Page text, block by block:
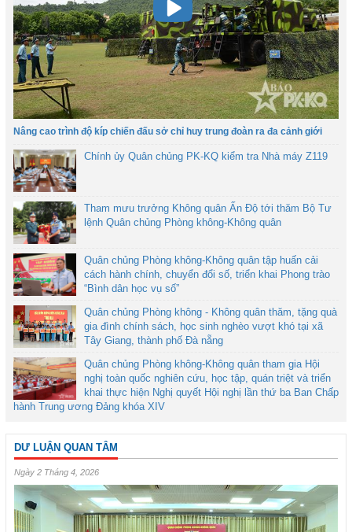
Nâng cao trình độ kíp chiến đấu sở chỉ huy trung đoàn ra đa cảnh giới
Chính ủy Quân chủng PK-KQ kiểm tra Nhà máy Z119
Tham mưu trưởng Không quân Ấn Độ tới thăm Bộ Tư
lệnh Quân chủng Phòng không-Không quân
Quân chủng Phòng không-Không quân tập huấn cải
cách hành chính, chuyển đổi số, triển khai Phong trào
“Bình dân học vụ số”
Quân chủng Phòng không - Không quân thăm, tặng quà
gia đình chính sách, học sinh nghèo vượt khó tại xã
Tây Giang, thành phố Đà nẵng
Quân chủng Phòng không-Không quân tham gia Hội
nghị toàn quốc nghiên cứu, học tập, quán triệt và triển
khai thực hiện Nghị quyết Hội nghị lần thứ ba Ban Chấp
hành Trung ương Đảng khóa XIV
DƯ LUẬN QUAN TÂM
Ngày 2 Tháng 4, 2026